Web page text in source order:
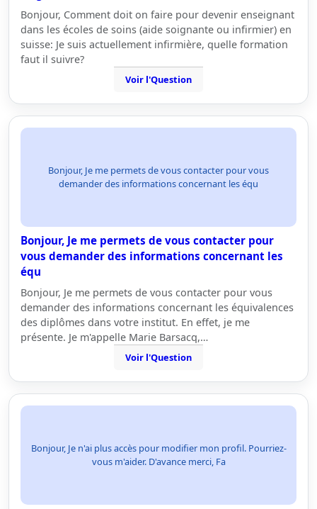
Bonjour, Comment doit on faire pour devenir enseignant
dans les écoles de soins (aide soignante ou infirmier) en
suisse: Je suis actuellement infirmière, quelle formation
faut il suivre?
Voir l'Question
Bonjour, Je me permets de vous contacter pour vous
demander des informations concernant les équ
Bonjour, Je me permets de vous contacter pour
vous demander des informations concernant les
équ
Bonjour, Je me permets de vous contacter pour vous
demander des informations concernant les équivalences
des diplômes dans votre institut. En effet, je me
présente. Je m'appelle Marie Barsacq,…
Voir l'Question
Bonjour, Je n'ai plus accès pour modifier mon profil. Pourriez-
vous m'aider. D'avance merci, Fa